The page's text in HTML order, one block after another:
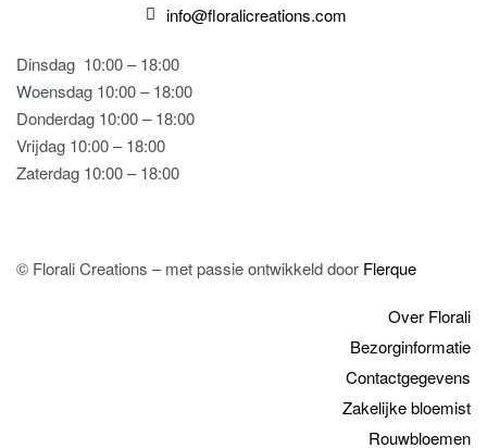
info@floralicreations.com
Dinsdag 10:00 – 18:00
Woensdag 10:00 – 18:00
Donderdag 10:00 – 18:00
Vrijdag 10:00 – 18:00
Zaterdag 10:00 – 18:00
© Florali Creations – met passie ontwikkeld door Flerque
Over Florali
Bezorginformatie
Contactgegevens
Zakelijke bloemist
Rouwbloemen